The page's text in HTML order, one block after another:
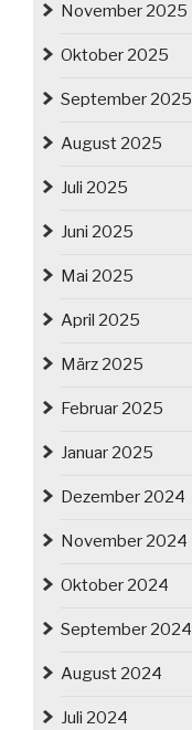
November 2025
Oktober 2025
September 2025
August 2025
Juli 2025
Juni 2025
Mai 2025
April 2025
März 2025
Februar 2025
Januar 2025
Dezember 2024
November 2024
Oktober 2024
September 2024
August 2024
Juli 2024